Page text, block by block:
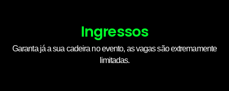
Ingressos
Garanta já a sua cadeira no evento, as vagas são extremamente
limitadas.